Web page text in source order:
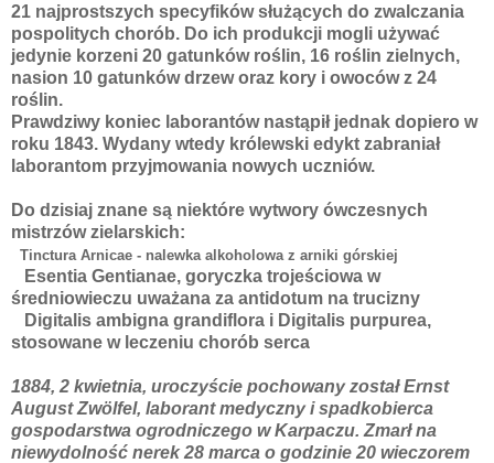
21 najprostszych specyfików służących do zwalczania
pospolitych chorób. Do ich produkcji mogli używać
jedynie korzeni 20 gatunków roślin, 16 roślin zielnych,
nasion 10 gatunków drzew oraz kory i owoców z 24
roślin.
Prawdziwy koniec laborantów nastąpił jednak dopiero w
roku 1843. Wydany wtedy królewski edykt zabraniał
laborantom przyjmowania nowych uczniów.
Do dzisiaj znane są niektóre wytwory ówczesnych
mistrzów zielarskich:
Tinctura Arnicae - nalewka alkoholowa z arniki górskiej
Esentia Gentianae, goryczka trojeściowa w
średniowieczu uważana za antidotum na trucizny
Digitalis ambigna grandiflora i Digitalis purpurea,
stosowane w leczeniu chorób serca
1884, 2 kwietnia, uroczyście pochowany został Ernst
August Zwölfel, laborant medyczny i spadkobierca
gospodarstwa ogrodniczego w Karpaczu. Zmarł na
niewydolność nerek 28 marca o godzinie 20 wieczorem